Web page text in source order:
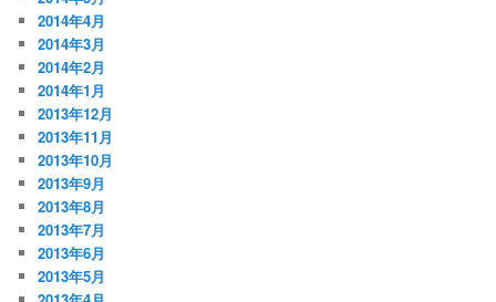
2014年4月
2014年3月
2014年2月
2014年1月
2013年12月
2013年11月
2013年10月
2013年9月
2013年8月
2013年7月
2013年6月
2013年5月